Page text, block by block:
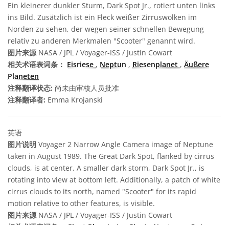
Ein kleinerer dunkler Sturm, Dark Spot Jr., rotiert unten links
ins Bild. Zusätzlich ist ein Fleck weißer Zirruswolken im
Norden zu sehen, der wegen seiner schnellen Bewegung
relativ zu anderen Merkmalen "Scooter" genannt wird.
图片来源NASA / JPL / Voyager-ISS / Justin Cowart
相关术语表词条： Eisriese , Neptun , Riesenplanet , Äußere
Planeten
注释翻译状态: 尚未由审核人员批准
注释翻译者: Emma Krojanski
英语
图片说明 Voyager 2 Narrow Angle Camera image of Neptune
taken in August 1989. The Great Dark Spot, flanked by cirrus
clouds, is at center. A smaller dark storm, Dark Spot Jr., is
rotating into view at bottom left. Additionally, a patch of white
cirrus clouds to its north, named "Scooter" for its rapid
motion relative to other features, is visible.
图片来源NASA / JPL / Voyager-ISS / Justin Cowart